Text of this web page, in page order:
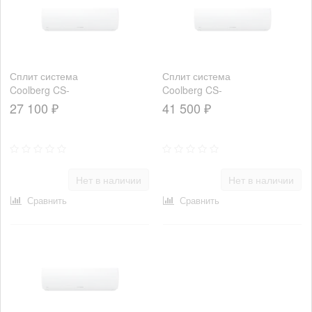
Сплит система
Coolberg CS-
12R1-IN/CS-
12R1-OUT
27 100 ₽
Нет в наличии
Сравнить
Сплит система
Coolberg CS-
18R1-IN/CS-
18R1-OUT
41 500 ₽
Нет в наличии
Сравнить